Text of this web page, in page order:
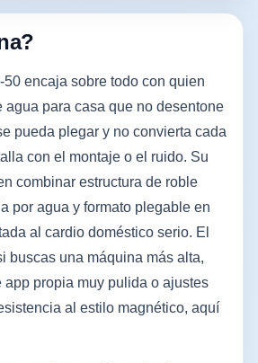
50 encaja sobre todo con quien
agua para casa que no desentone
pueda plegar y no convierta cada
con el montaje o el ruido. Su
combinar estructura de roble
por agua y formato plegable en
al cardio doméstico serio. El
buscas una máquina más alta,
app propia muy pulida o ajustes
al estilo magnético, aquí